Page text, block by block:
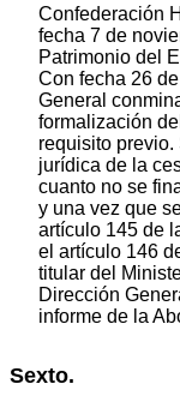
Confederación
fecha 7 de
Patrimonio del
Con fecha 26
General
formalización
requisito
jurídica de la
cuanto no se
y una vez que
artículo 145 de
el artículo 146
titular del
Dirección
informe de la
Sexto.